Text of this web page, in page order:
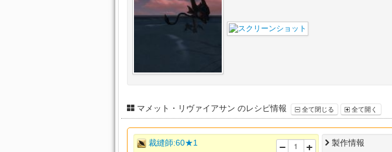
マメット・リヴァイアサン のレシピ情報 全て閉じる 全て開く
裁縫師:60★1 製作情報